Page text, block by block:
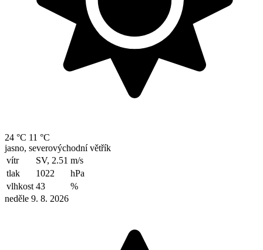
24 °C 11 °C
jasno, severovýchodní větřík
vítr
SV, 2.51 m/s
tlak
1022
hPa
vlhkost 43
%
neděle 9. 8. 2026